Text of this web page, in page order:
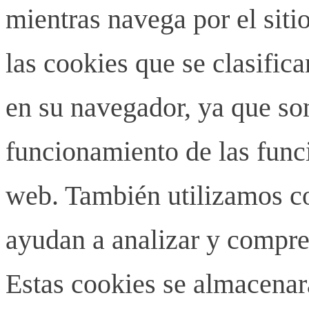
mientras navega por el
las cookies que se
en su navegador, ya que
funcionamiento de las
web. También utilizamos
ayudan a analizar y
Estas cookies se